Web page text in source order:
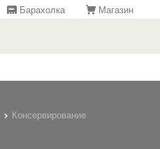
Барахолка Магазин
Консервирование